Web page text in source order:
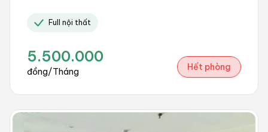
Full nội thất
5.500.000
đồng/Tháng Hết phòng